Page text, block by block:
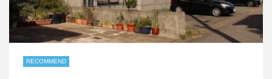
RECOMMEND